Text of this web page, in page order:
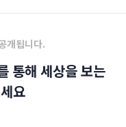
개됩니다.
통해 세상을 보는
요